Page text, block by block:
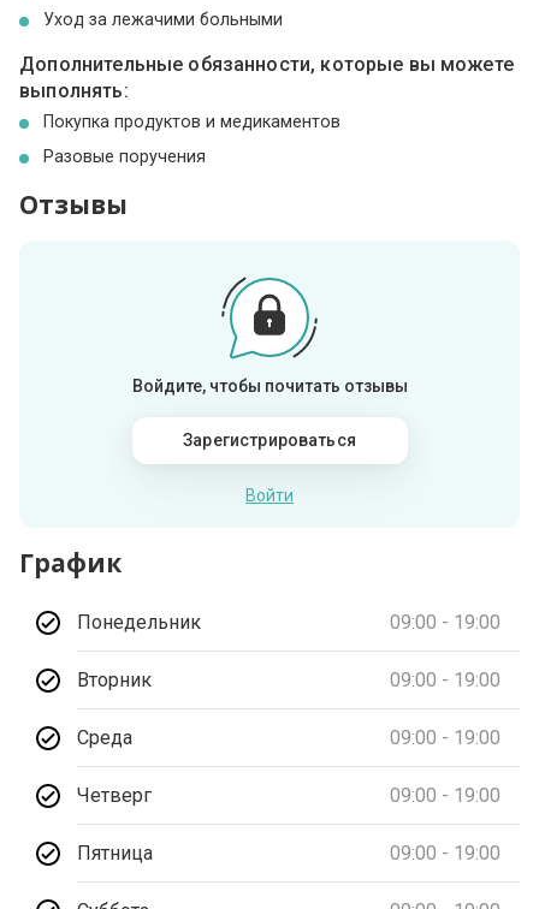
Уход за лежачими больными
Дополнительные обязанности, которые вы можете
выполнять:
Покупка продуктов и медикаментов
Разовые поручения
Отзывы
Войдите, чтобы почитать отзывы
Зарегистрироваться
Войти
График
Понедельник 09:00 - 19:00
Вторник 09:00 - 19:00
Среда 09:00 - 19:00
Четверг 09:00 - 19:00
Пятница 09:00 - 19:00